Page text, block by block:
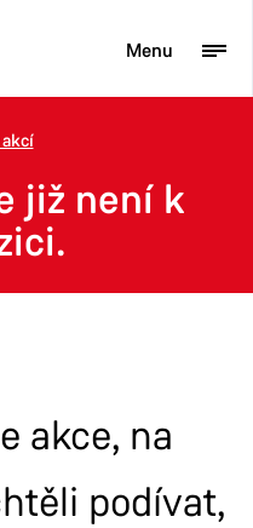
již není k
akce, na
podívat,
Menu